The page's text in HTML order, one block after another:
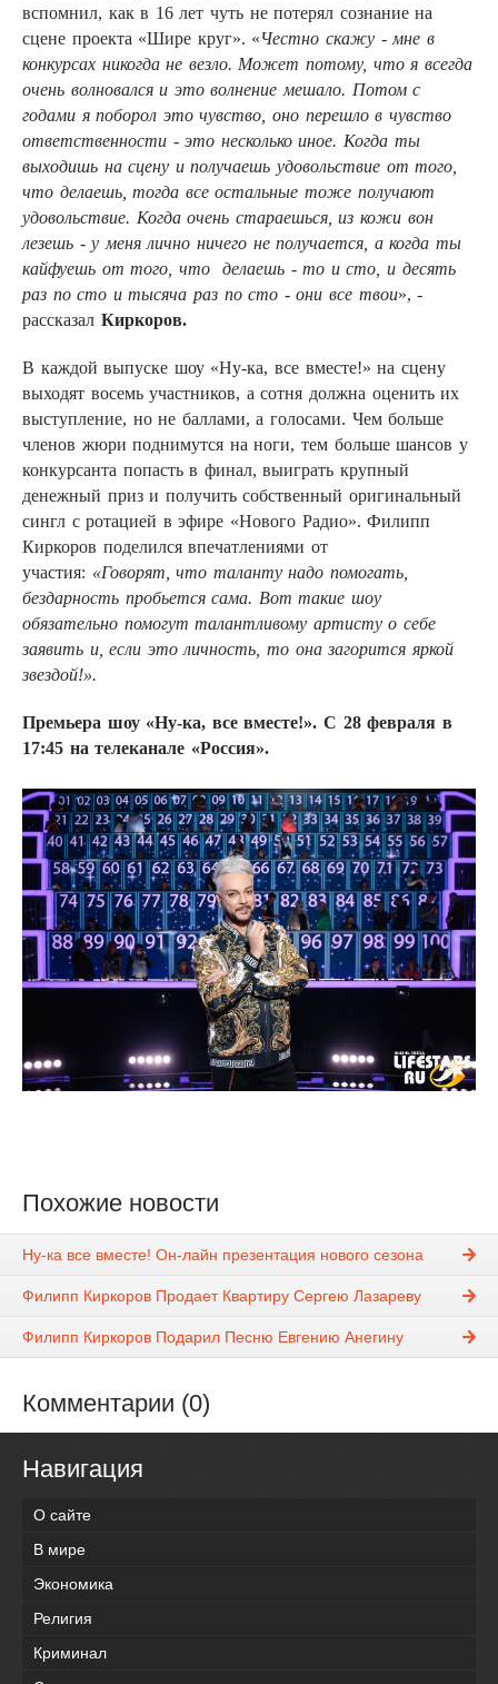
вспомнил, как в 16 лет чуть не потерял сознание на
сцене проекта «Шире круг». «Честно скажу - мне в
конкурсах никогда не везло. Может потому, что я всегда
очень волновался и это волнение мешало. Потом с
годами я поборол это чувство, оно перешло в чувство
ответственности - это несколько иное. Когда ты
выходишь на сцену и получаешь удовольствие от того,
что делаешь, тогда все остальные тоже получают
удовольствие. Когда очень стараешься, из кожи вон
лезешь - у меня лично ничего не получается, а когда ты
кайфуешь от того, что
делаешь - то и сто, и десять
раз по сто и тысяча раз по сто - они все твои», -
рассказал Киркоров.
В каждой выпуске шоу «Ну-ка, все вместе!» на сцену
выходят восемь участников, а сотня должна оценить их
выступление, но не баллами, а голосами. Чем больше
членов жюри поднимутся на ноги, тем больше шансов у
конкурсанта попасть в финал, выиграть крупный
денежный приз и получить собственный оригинальный
сингл с ротацией в эфире «Нового Радио». Филипп
Киркоров поделился впечатлениями от
участия: «Говорят, что таланту надо помогать,
бездарность пробьется сама. Вот такие шоу
обязательно помогут талантливому артисту о себе
заявить и, если это личность, то она загорится яркой
звездой!».
Премьера шоу «Ну-ка, все вместе!». С 28 февраля в
17:45 на телеканале «Россия».
Похожие новости
Ну-ка все вместе! Он-лайн презентация нового сезона
Филипп Киркоров Продает Квартиру Сергею Лазареву
Филипп Киркоров Подарил Песню Евгению Анегину
Комментарии (0)
Навигация
О сайте
В мире
Экономика
Религия
Криминал